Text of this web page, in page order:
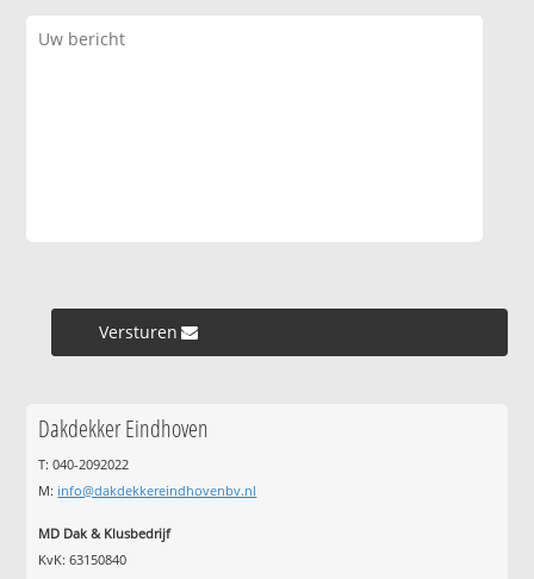
Versturen »
Dakdekker Eindhoven
T: 040-2092022
M: info@dakdekkereindhovenbv.nl
MD Dak & Klusbedrijf
KvK: 63150840